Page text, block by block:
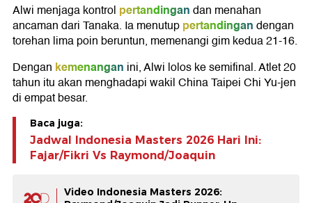
Alwi menjaga kontrol pertandingandan menahan
ancaman dari Tanaka. Ia menutuppertandingandengan
torehan lima poin beruntun, memenangi gim kedua 21-16.
Dengan kemenangan ini, Alwi lolos ke semifinal. Atlet 20
tahun itu akan menghadapi wakil China Taipei Chi Yu-jen
di empat besar.
Baca juga:
Jadwal Indonesia Masters 2026 Hari Ini:
Fajar/Fikri Vs Raymond/Joaquin
Video Indonesia Masters 2026: